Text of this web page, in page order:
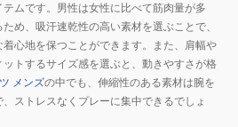
ムです。男性は女性に比べて筋肉量が多
め、吸汗速乾性の高い素材を選ぶことで、
心地を保つことができます。また、肩幅や
トするサイズ感を選ぶと、動きやすさが格
メンズの中でも、伸縮性のある素材は腕を
ストレスなくプレーに集中できるでしょ